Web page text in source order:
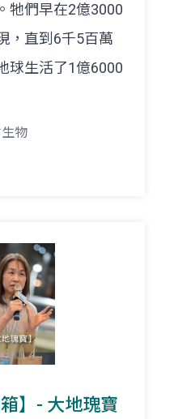
牠們早在2億3000
，直到6千5百萬
球生活了1億6000
物
】- 大地瑰寶